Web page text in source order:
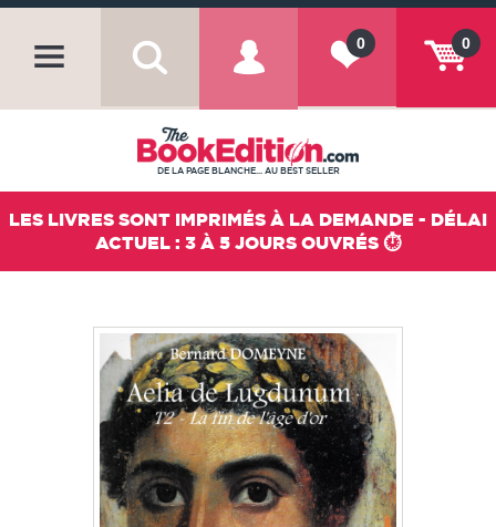
0
0
DE LA PAGE BLANCHE... AU BEST SELLER
LES LIVRES SONT IMPRIMÉS À LA DEMANDE - DÉLAI
ACTUEL : 3 À 5 JOURS OUVRÉS ⏱️